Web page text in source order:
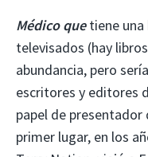
Médico quetiene
televisados ​​(hay
abundancia, pero
escritores y editores
papel de
primer lugar, en los